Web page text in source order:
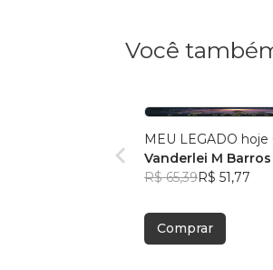
Você
MEU LEGADO hoje
Vanderlei M Barros
R$ 65,39R$ 51,77
Comprar